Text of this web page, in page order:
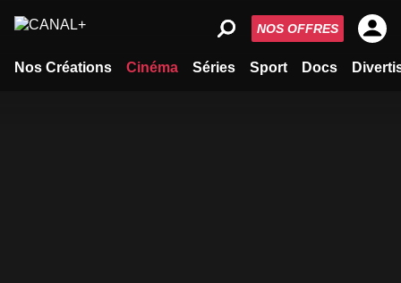
Nos Créations Cinéma Séries Sport Docs
NOS OFFRES